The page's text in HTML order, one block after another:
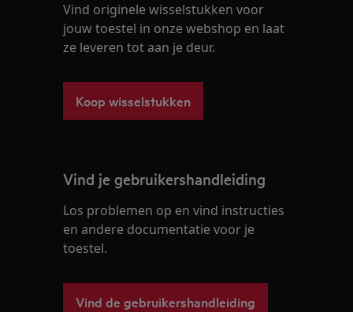
Vind originele wisselstukken voor
jouw toestel in onze webshop en laat
ze leveren tot aan je deur.
Koop wisselstukken
Vind je gebruikershandleiding
Los problemen op en vind instructies
en andere documentatie voor je
toestel.
Vind de gebruikershandleiding